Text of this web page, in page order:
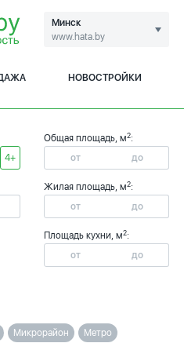
Минск
www.hata.by
НОВОСТРОЙКИ
4+
Общая площадь, м2:
Жилая площадь, м2:
Площадь кухни, м2:
Микрорайон Метро